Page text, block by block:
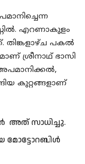
എറണാകുളം
പകൽ
ശ്രീനാഥ് ഭാസി
കുറ്റങ്ങളാണ്
അത് സാധിച്ചു.
മോട്ടോറബിൾ